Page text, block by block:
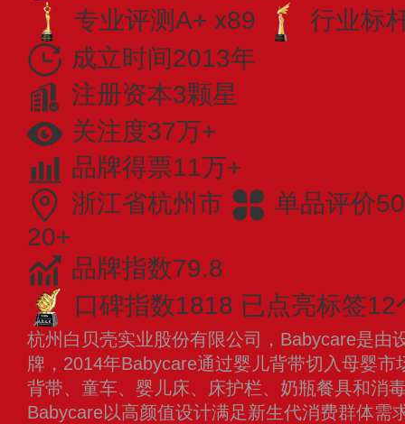
专业评测A+ x89
行业标
成立时间2013年
注册资本3颗星
关注度37万+
品牌得票11万+
浙江省杭州市
单品评价
20+
品牌指数79.8
口碑指数1818 已点亮标签12
杭州白贝壳实业股份有限公司，Babycare是由
牌，2014年Babycare通过婴儿背带切入母婴
背带、童车、婴儿床、床护栏、奶瓶餐具和消
Babycare以高颜值设计满足新生代消费群体需